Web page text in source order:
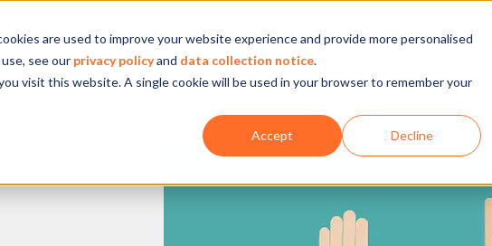
are used to improve your website experience and provide more personalised
see our privacy policyand data collection notice.
visit this website. A single cookie will be used in your browser to remember your
Accept Decline
Empresa Nossa atuação O que fazemos Insights